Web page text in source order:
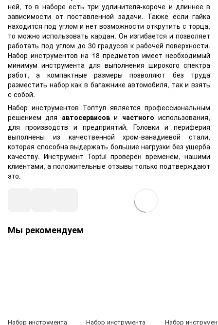
ней, то в наборе есть три удлинителя-короче и длиннее в
зависимости от поставленной задачи. Также если гайка
находится под углом и нет возможности открутить с торца,
то можно использовать кардан. Он изгибается и позволяет
работать под углом до 30 градусов к рабочей поверхности.
Набор инструментов на 18 предметов имеет необходимый
минимум инструмента для выполнения широкого спектра
работ, а компактные размеры позволяют без труда
разместить набор как в багажнике автомобиля, так и взять
с собой.
Набор инструментов Топтул является профессиональным
решением для автосервисови частногоиспользования,
для производств и предприятий. Головки и периферия
выполнены из качественной хром-ванадиевой стали,
которая способна выдержать большие нагрузки без ущерба
качеству. Инструмент Toptul проверен временем, нашими
клиентами, а положительные отзывы только подтверждают
это.
Мы рекомендуем
Набор инструмента
Набор инструмента
Набор